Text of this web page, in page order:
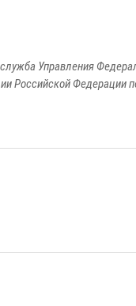
Управления
Российской Федерации